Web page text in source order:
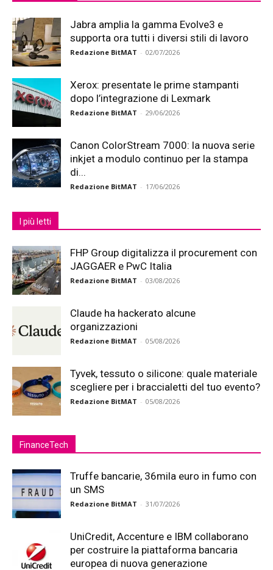
Jabra amplia la gamma Evolve3 e
supporta ora tutti i diversi stili di lavoro
Redazione BitMAT - 02/07/2026
Xerox: presentate le prime stampanti
dopo l’integrazione di Lexmark
Redazione BitMAT - 29/06/2026
Canon ColorStream 7000: la nuova serie
inkjet a modulo continuo per la stampa
di...
Redazione BitMAT - 17/06/2026
I più letti
FHP Group digitalizza il procurement con
JAGGAER e PwC Italia
Redazione BitMAT - 03/08/2026
Claude ha hackerato alcune
organizzazioni
Redazione BitMAT - 05/08/2026
Tyvek, tessuto o silicone: quale materiale
scegliere per i braccialetti del tuo evento?
Redazione BitMAT - 05/08/2026
FinanceTech
Truffe bancarie, 36mila euro in fumo con
un SMS
Redazione BitMAT - 31/07/2026
UniCredit, Accenture e IBM collaborano
per costruire la piattaforma bancaria
europea di nuova generazione